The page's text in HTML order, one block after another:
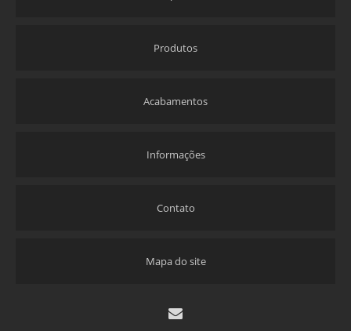
Produtos
Acabamentos
Informações
Contato
Mapa do site